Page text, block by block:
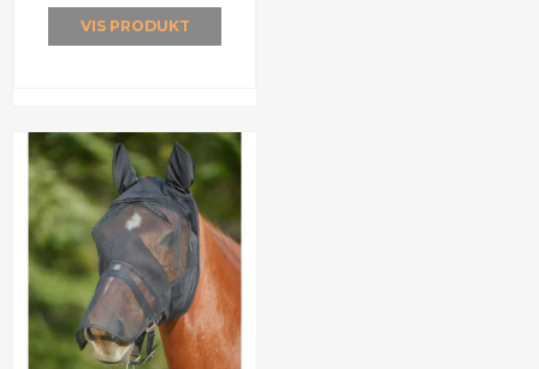
VIS PRODUKT